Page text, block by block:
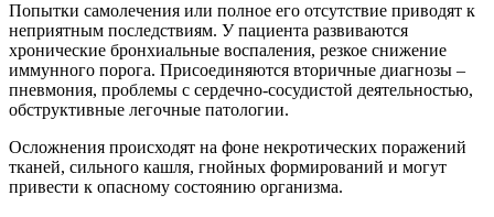
Попытки самолечения или полное его отсутствие приводят к
неприятным последствиям. У пациента развиваются
хронические бронхиальные воспаления, резкое снижение
иммунного порога. Присоединяются вторичные диагнозы –
пневмония, проблемы с сердечно-сосудистой деятельностью,
обструктивные легочные патологии.
Осложнения происходят на фоне некротических поражений
тканей, сильного кашля, гнойных формирований и могут
привести к опасному состоянию организма.